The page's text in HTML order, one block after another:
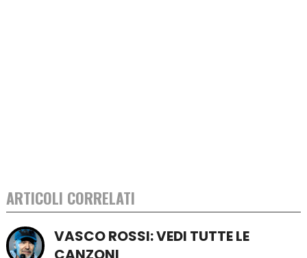
ARTICOLI CORRELATI
VASCO ROSSI: VEDI TUTTE LE